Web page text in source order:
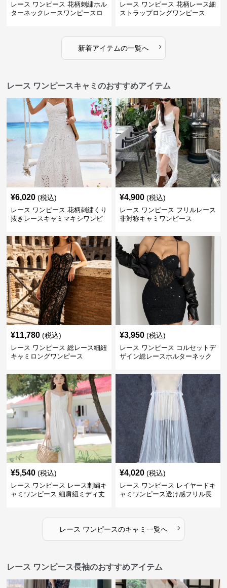
レース ワンピース 花柄刺繍ホル
ターネックレースワンピースロ
レース ワンピース 花柄レース細
ストラップロングワンピース
新着アイテムの一覧へ ›
レース ワンピースキャミのおすすめアイテム
¥6,020 (税込)
レース ワンピース 花柄刺繍くり
抜きレースキャミマキシワンピ
¥4,900 (税込)
レース ワンピース フリルレース
非対称キャミワンピース
¥11,780 (税込)
レース ワンピース 総レース細紐
キャミロングワンピース
¥3,950 (税込)
レース ワンピース コルセットデ
ザイン総レースホルターネック
¥5,540 (税込)
レース ワンピース レース刺繍キ
ャミワンピース 細肩紐ミディ丈
¥4,020 (税込)
レース ワンピース レイヤードキ
ャミワンピース透け感フリル長
レース ワンピースのキャミ 一覧へ ›
レース ワンピース長袖のおすすめアイテム